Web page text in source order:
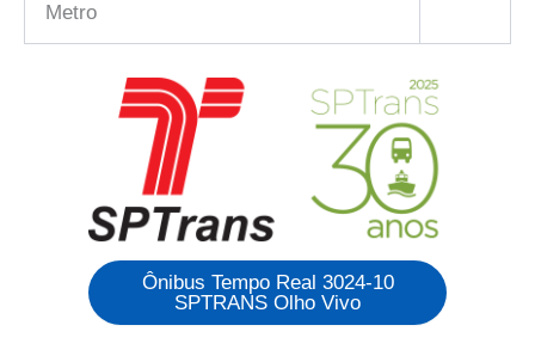
Metro
Ônibus Tempo Real 3024-10
SPTRANS Olho Vivo